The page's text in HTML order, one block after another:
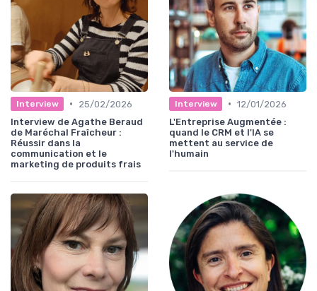
Interview •
25/02/2026
Interview de Agathe Beraud
de Maréchal Fraîcheur :
Réussir dans la
communication et le
marketing de produits frais
Interview • 12/01/2026
L'Entreprise Augmentée :
quand le CRM et l'IA se
mettent au service de
l'humain